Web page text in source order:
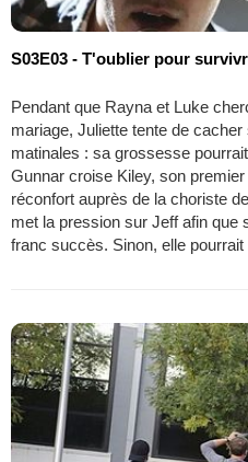
S03E03 - T'oublier pour
Pendant que Rayna et Luke
mariage, Juliette tente de
matinales : sa grossesse
Gunnar croise Kiley, son
réconfort auprès de la choriste
met la pression sur Jeff afin que
franc succès. Sinon, elle